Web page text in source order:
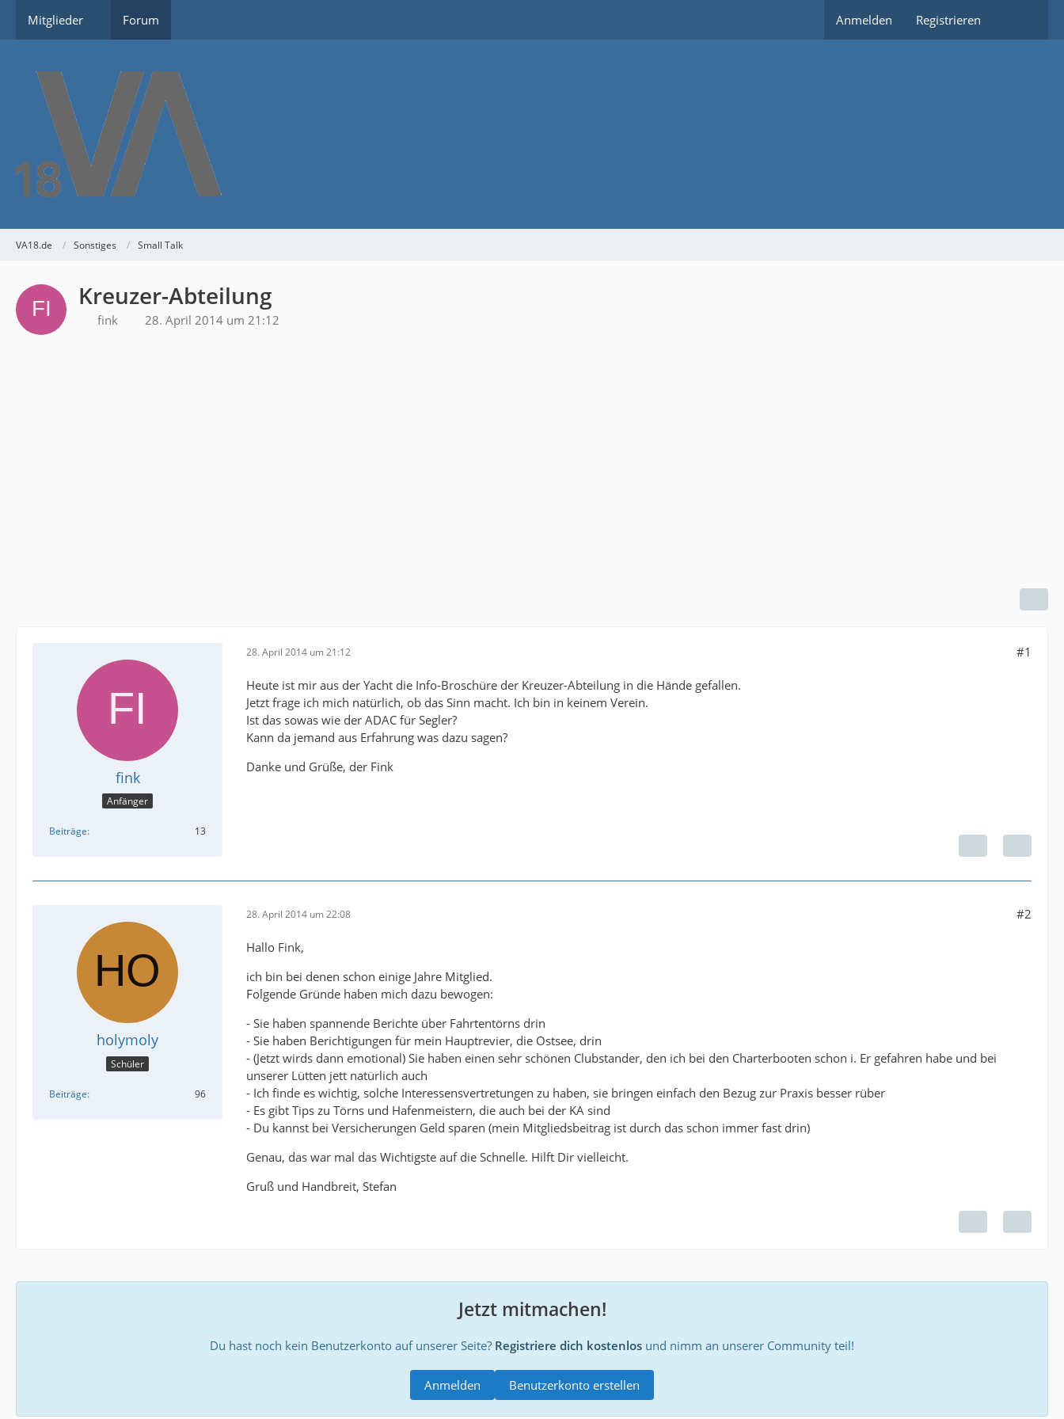
Mitglieder Forum Anmelden Registrieren
VA18.de Sonstiges Small Talk
Kreuzer-Abteilung
fink 28. April 2014 um 21:12
fink
Anfänger
Beiträge 13
28. April 2014 um 21:12 #1
Heute ist mir aus der Yacht die Info-Broschüre der Kreuzer-Abteilung in die Hände gefallen.
Jetzt frage ich mich natürlich, ob das Sinn macht. Ich bin in keinem Verein.
Ist das sowas wie der ADAC für Segler?
Kann da jemand aus Erfahrung was dazu sagen?
Danke und Grüße, der Fink
holymoly
Schüler
Beiträge 96
28. April 2014 um 22:08 #2
Hallo Fink,
ich bin bei denen schon einige Jahre Mitglied.
Folgende Gründe haben mich dazu bewogen:
- Sie haben spannende Berichte über Fahrtentörns drin
- Sie haben Berichtigungen für mein Hauptrevier, die Ostsee, drin
- (Jetzt wirds dann emotional) Sie haben einen sehr schönen Clubstander, den ich bei den Charterbooten schon i. Er gefahren habe und bei
unserer Lütten jett natürlich auch
- Ich finde es wichtig, solche Interessensvertretungen zu haben, sie bringen einfach den Bezug zur Praxis besser rüber
- Es gibt Tips zu Törns und Hafenmeistern, die auch bei der KA sind
- Du kannst bei Versicherungen Geld sparen (mein Mitgliedsbeitrag ist durch das schon immer fast drin)
Genau, das war mal das Wichtigste auf die Schnelle. Hilft Dir vielleicht.
Gruß und Handbreit, Stefan
Jetzt mitmachen!
Du hast noch kein Benutzerkonto auf unserer Seite? Registriere dich kostenlos und nimm an unserer Community teil!
Benutzerkonto erstellen
Anmelden